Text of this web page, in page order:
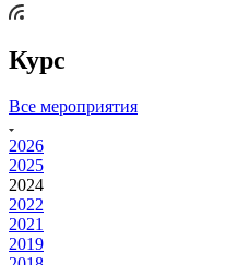
Курс
Все мероприятия
2026
2025
2024
2022
2021
2019